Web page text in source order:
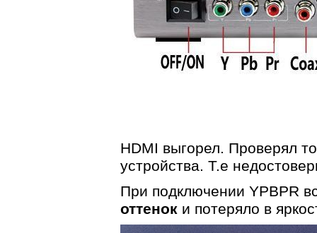
HDMI выгорел. Проверял
устройства. Т.е
При подключении YPBPR
оттенок и потеряло в